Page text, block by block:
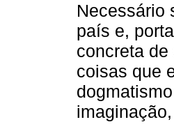
Necessário
país e,
concreta
coisas que